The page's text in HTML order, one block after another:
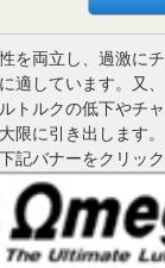
を両立し、過激に
適しています。又
トルクの低下やチ
限に引き出します。
記バナーをクリック